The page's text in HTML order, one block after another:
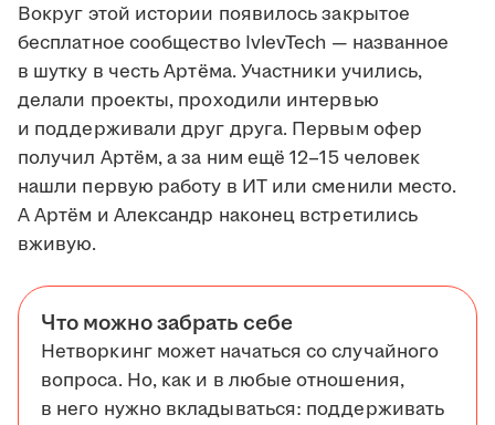
Вокруг этой истории появилось закрытое
бесплатное сообщество IvlevTech — названное
в шутку в честь Артёма. Участники учились,
делали проекты, проходили интервью
и поддерживали друг друга. Первым офер
получил Артём, а за ним ещё 12–15 человек
нашли первую работу в ИТ или сменили место.
А Артём и Александр наконец встретились
вживую.
Что можно забрать себе
Нетворкинг может начаться со случайного
вопроса. Но, как и в любые отношения,
в него нужно вкладываться: поддерживать